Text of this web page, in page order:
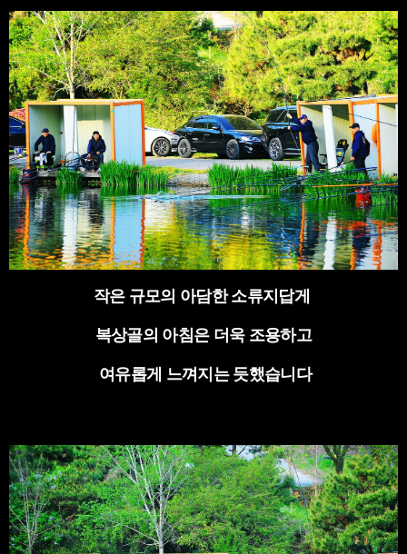
작은 규모의 아담한 소류지답게
복상골의 아침은 더욱 조용하고
여유롭게 느껴지는 듯했습니다